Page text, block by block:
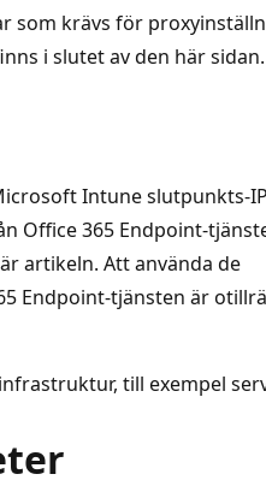
som krävs för
i slutet av den här sidan.
Intune slutpunkts-
Office 365 Endpoint-
artikeln. Att använda de
Endpoint-tjänsten är
till exempel